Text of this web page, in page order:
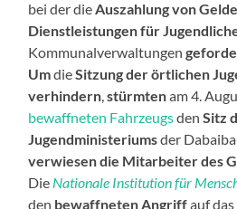
bei der die Auszahlung von
Dienstleistungen für
Kommunalverwaltungen
UmdieSitzung der örtlichen
verhindern ,stürmtenam 4.
bewaffneten FahrzeugsdenSitz
Jugendministeriumsder
verwiesen die Mitarbeiter des
Die Nationale Institution für
den bewaffneten Angriffauf das